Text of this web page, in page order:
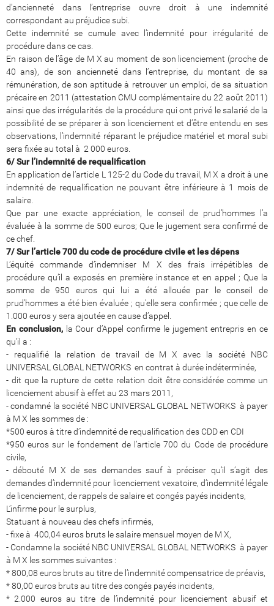
d’ancienneté dans l’entreprise ouvre droit à une indemnité
correspondant au préjudice subi.
Cette indemnité se cumule avec l’indemnité pour irrégularité de
procédure dans ce cas.
En raison de l’âge de M X au moment de son licenciement (proche de
40 ans), de son ancienneté dans l’entreprise, du montant de sa
rémunération, de son aptitude à retrouver un emploi, de sa situation
précaire en 2011 (attestation CMU complémentaire du 22 août 2011)
ainsi que des irrégularités de la procédure qui ont privé le salarié de la
possibilité de se préparer à son licenciement et d’être entendu en ses
observations, l’indemnité réparant le préjudice matériel et moral subi
sera fixée au total à 2 000 euros.
6/ Sur l’indemnité de requalification
En application de l’article L 125-2 du Code du travail, M X a droit à une
indemnité de requalification ne pouvant être inférieure à 1 mois de
salaire.
Que par une exacte appréciation, le conseil de prud’hommes l’a
évaluée à la somme de 500 euros; Que le jugement sera confirmé de
ce chef.
7/ Sur l’article 700 du code de procédure civile et les dépens
L’équité commande d’indemniser M X des frais irrépétibles de
procédure qu’il a exposés en première instance et en appel ; Que la
somme de 950 euros qui lui a été allouée par le conseil de
prud’hommes a été bien évaluée ; qu’elle sera confirmée ; que celle de
1.000 euros y sera ajoutée en cause d’appel.
En conclusion,la Cour d’Appel confirme le jugement entrepris en ce
qu’il a :
- requalifié la relation de travail de M X avec la société NBC
UNIVERSAL GLOBAL NETWORKS en contrat à durée indéterminée,
- dit que la rupture de cette relation doit être considérée comme un
licenciement abusif à effet au 23 mars 2011,
- condamné la société NBC UNIVERSAL GLOBAL NETWORKS à payer
à M X les sommes de :
*500 euros à titre d’indemnité de requalification des CDD en CDI
*950 euros sur le fondement de l’article 700 du Code de procédure
civile,
- débouté M X de ses demandes sauf à préciser qu’il s’agit des
demandes d’indemnité pour licenciement vexatoire, d’indemnité légale
de licenciement, de rappels de salaire et congés payés incidents,
L’infirme pour le surplus,
Statuant à nouveau des chefs infirmés,
- fixe à 400,04 euros bruts le salaire mensuel moyen de M X,
- Condamne la société NBC UNIVERSAL GLOBAL NETWORKS à payer
à M X les sommes suivantes :
* 800,08 euros bruts au titre de l’indemnité compensatrice de préavis,
* 80,00 euros bruts au titre des congés payés incidents,
* 2.000 euros au titre de l’indemnité pour licenciement abusif et